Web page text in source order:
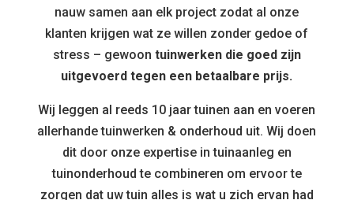
nauw samen aan elk project zodat al onze
klanten krijgen wat ze willen zonder gedoe of
stress – gewoon tuinwerken die goed zijn
uitgevoerd tegen een betaalbare prijs.
Wij leggen al reeds 10 jaar tuinen aan en voeren
allerhande tuinwerken & onderhoud uit. Wij doen
dit door onze expertise in tuinaanleg en
tuinonderhoud te combineren om ervoor te
zorgen dat uw tuin alles is wat u zich ervan had